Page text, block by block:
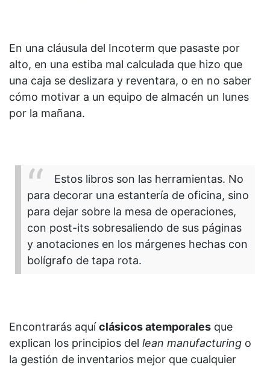
En una cláusula del Incoterm que pasaste por
alto, en una estiba mal calculada que hizo que
una caja se deslizara y reventara, o en no saber
cómo motivar a un equipo de almacén un lunes
por la mañana.
Estos libros son las herramientas. No
para decorar una estantería de oficina, sino
para dejar sobre la mesa de operaciones,
con post-its sobresaliendo de sus páginas
y anotaciones en los márgenes hechas con
bolígrafo de tapa rota.
Encontrarás aquíclásicos atemporales que
explican los principios del lean manufacturing o
la gestión de inventarios mejor que cualquier